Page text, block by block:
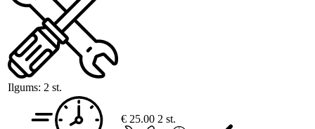
Ilgums: 2 st.
€ 25.00 2 st.